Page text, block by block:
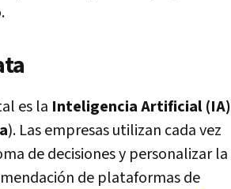
es la Inteligencia Artificial (IA)
). Las empresas utilizan cada vez
de decisiones y personalizar la
de plataformas de